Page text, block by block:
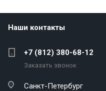
Наши контакты
+7 (812) 380-68-12
Заказать звонок
Санкт-Петербург